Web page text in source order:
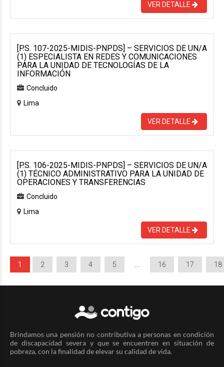
VER DETALLE
[P.S. 107-2025-MIDIS-PNPDS] – SERVICIOS DE UN/A
(1) ESPECIALISTA EN REDES Y COMUNICACIONES
PARA LA UNIDAD DE TECNOLOGÍAS DE LA
INFORMACIÓN
Concluido
Lima
VER DETALLE
[P.S. 106-2025-MIDIS-PNPDS] – SERVICIOS DE UN/A
(1) TÉCNICO ADMINISTRATIVO PARA LA UNIDAD DE
OPERACIONES Y TRANSFERENCIAS
Concluido
Lima
VER DETALLE
1 2 3 4 5 16 17 18
Brindamos una pensión no contributiva a personas en condición
de discapacidad severa y que se encuentren en situación de
pobreza, con la finalidad de elevar su calidad de vida.